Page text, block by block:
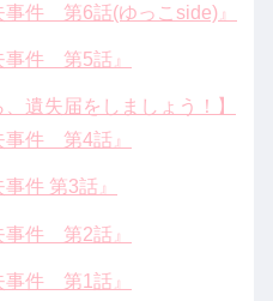
事件 第6話(ゆっこside)』
事件 第5話』
、遺失届をしましょう！】
事件 第4話』
件 第3話』
事件 第2話』
事件 第1話』